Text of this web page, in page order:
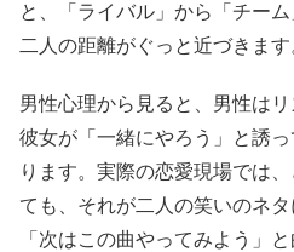
と、「ライバル」から「チー
二人の距離がぐっと近づきます
男性心理から見ると、男性はリ
彼女が「一緒にやろう」と誘
ります。実際の恋愛現場では
ても、それが二人の笑いのネタ
「次はこの曲やってみよう」